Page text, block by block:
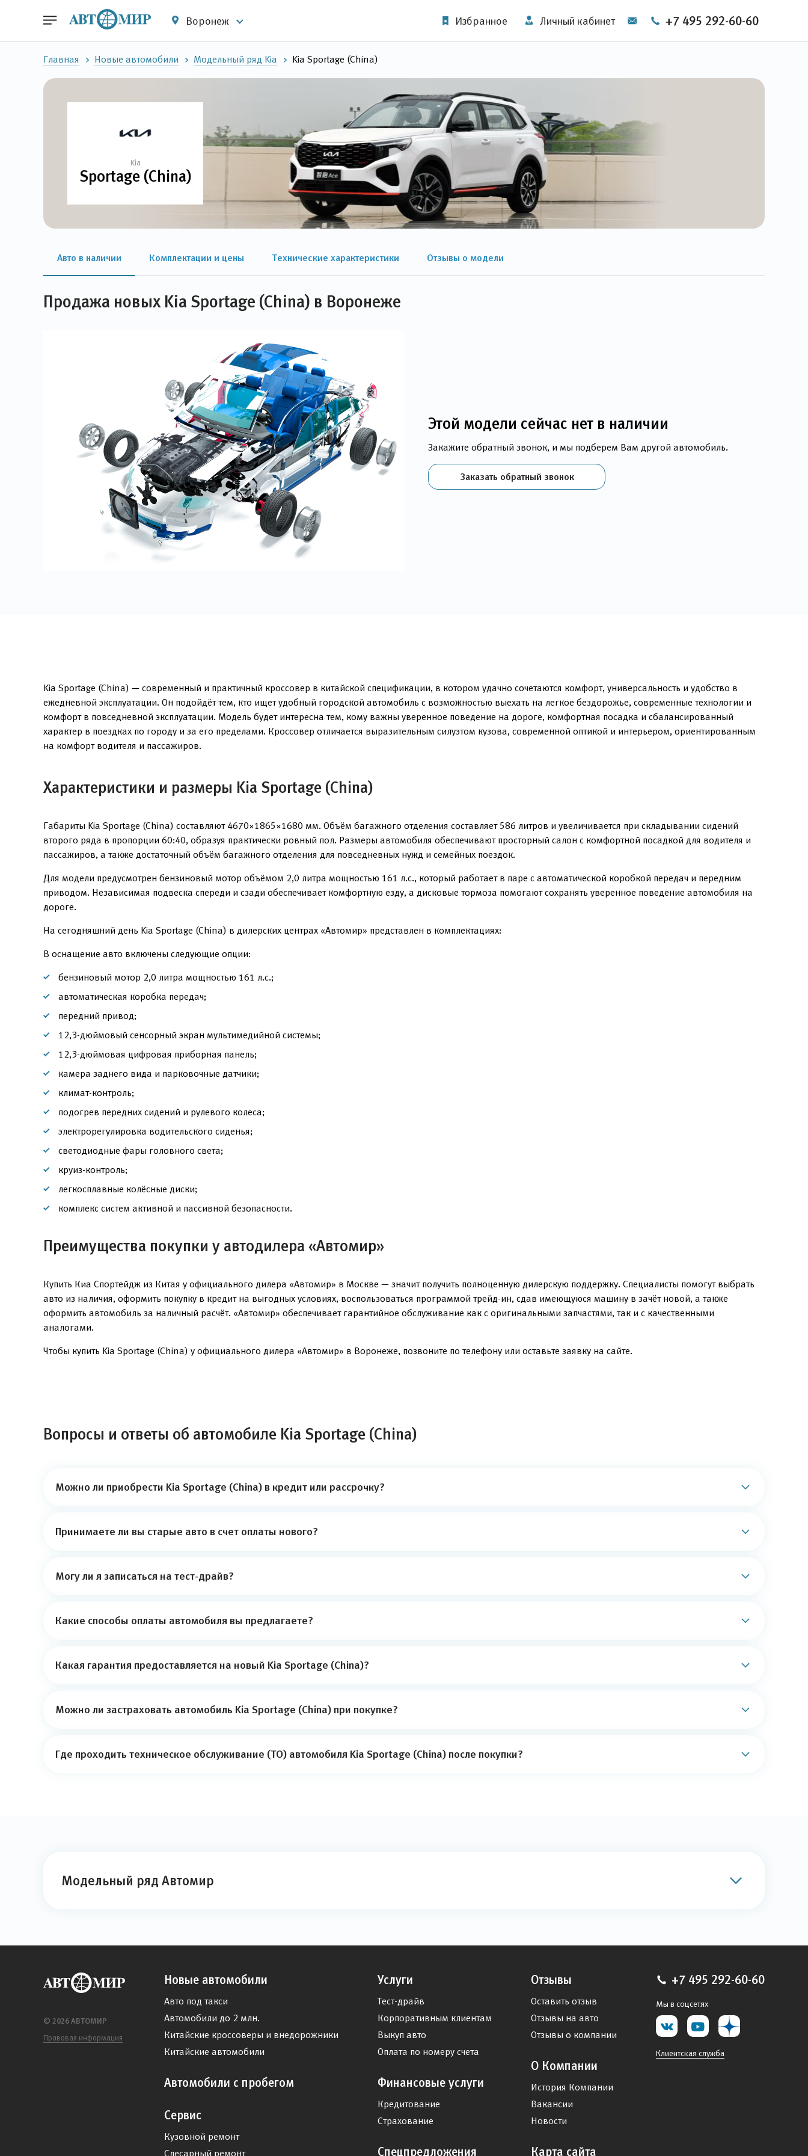
Воронеж Избранное Личный кабинет +7 495 292-60-60
Главная Новые автомобили Модельный ряд Kia Kia Sportage (China)
Kia
Sportage (China)
Авто в наличии Комплектации и цены Технические характеристики Отзывы о модели
Продажа новых Kia Sportage (China) в Воронеже
Этой модели сейчас нет в наличии
Закажите обратный звонок, и мы подберем Вам другой автомобиль.
Заказать обратный звонок
Kia Sportage (China) — современный и практичный кроссовер в китайской спецификации, в котором удачно сочетаются комфорт, универсальность и удобство в
ежедневной эксплуатации. Он подойдёт тем, кто ищет удобный городской автомобиль с возможностью выехать на легкое бездорожье, современные технологии и
комфорт в повседневной эксплуатации. Модель будет интересна тем, кому важны уверенное поведение на дороге, комфортная посадка и сбалансированный
характер в поездках по городу и за его пределами. Кроссовер отличается выразительным силуэтом кузова, современной оптикой и интерьером, ориентированным
на комфорт водителя и пассажиров.
Характеристики и размеры Kia Sportage (China)
Габариты Kia Sportage (China) составляют 4670×1865×1680 мм. Объём багажного отделения составляет 586 литров и увеличивается при складывании сидений
второго ряда в пропорции 60:40, образуя практически ровный пол. Размеры автомобиля обеспечивают просторный салон с комфортной посадкой для водителя и
пассажиров, а также достаточный объём багажного отделения для повседневных нужд и семейных поездок.
Для модели предусмотрен бензиновый мотор объёмом 2,0 литра мощностью 161 л.с., который работает в паре с автоматической коробкой передач и передним
приводом. Независимая подвеска спереди и сзади обеспечивает комфортную езду, а дисковые тормоза помогают сохранять уверенное поведение автомобиля на
дороге.
На сегодняшний день Kia Sportage (China) в дилерских центрах «Автомир» представлен в комплектациях:
В оснащение авто включены следующие опции:
бензиновый мотор 2,0 литра мощностью 161 л.с.;
автоматическая коробка передач;
передний привод;
12,3-дюймовый сенсорный экран мультимедийной системы;
12,3-дюймовая цифровая приборная панель;
камера заднего вида и парковочные датчики;
климат-контроль;
подогрев передних сидений и рулевого колеса;
электрорегулировка водительского сиденья;
светодиодные фары головного света;
круиз-контроль;
легкосплавные колёсные диски;
комплекс систем активной и пассивной безопасности.
Преимущества покупки у автодилера «Автомир»
Купить Киа Спортейдж из Китая у официального дилера «Автомир» в Москве — значит получить полноценную дилерскую поддержку. Специалисты помогут выбрать
авто из наличия, оформить покупку в кредит на выгодных условиях, воспользоваться программой трейд-ин, сдав имеющуюся машину в зачёт новой, а также
оформить автомобиль за наличный расчёт. «Автомир» обеспечивает гарантийное обслуживание как с оригинальными запчастями, так и с качественными
аналогами.
Чтобы купить Kia Sportage (China) у официального дилера «Автомир» в Воронеже, позвоните по телефону или оставьте заявку на сайте.
Вопросы и ответы об автомобиле Kia Sportage (China)
Можно ли приобрести Kia Sportage (China) в кредит или рассрочку?
Принимаете ли вы старые авто в счет оплаты нового?
Могу ли я записаться на тест-драйв?
Какие способы оплаты автомобиля вы предлагаете?
Какая гарантия предоставляется на новый Kia Sportage (China)?
Можно ли застраховать автомобиль Kia Sportage (China) при покупке?
Где проходить техническое обслуживание (ТО) автомобиля Kia Sportage (China) после покупки?
Модельный ряд Автомир
© 2026 АВТОМИР
Правовая информация
Новые автомобили
Авто под такси
Автомобили до 2 млн.
Китайские кроссоверы и внедорожники
Китайские автомобили
Автомобили с пробегом
Сервис
Кузовной ремонт
Слесарный ремонт
Услуги
Тест-драйв
Корпоративным клиентам
Выкуп авто
Оплата по номеру счета
Финансовые услуги
Кредитование
Страхование
Спецпредложения
Отзывы
Оставить отзыв
Отзывы на авто
Отзывы о компании
О Компании
История Компании
Вакансии
Новости
Карта сайта
+7 495 292-60-60
Мы в соцсетях
Клиентская служба